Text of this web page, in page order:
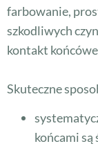
farbowanie,
szkodliwych
kontakt
Skuteczne
końcami są